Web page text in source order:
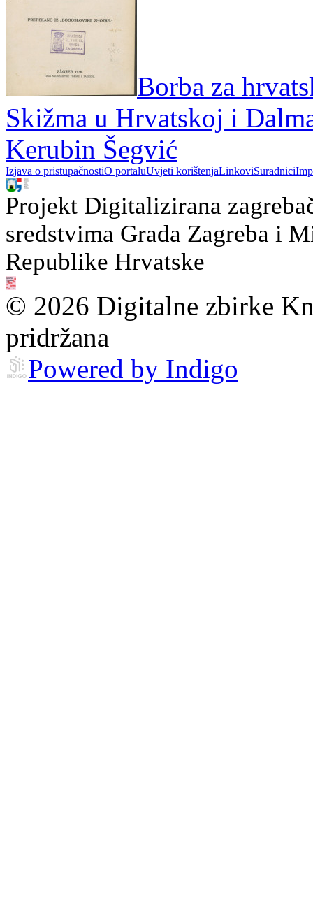
Borba za
Skižma u Hrvatskoj i
Kerubin Šegvić
Izjava o pristupačnostiO portaluUvjeti korištenjaLinkoviSuradnici
Projekt Digitalizirana
sredstvima Grada Zagreba i
Republike Hrvatske
© 2026 Digitalne zbirke
pridržana
Powered by Indigo